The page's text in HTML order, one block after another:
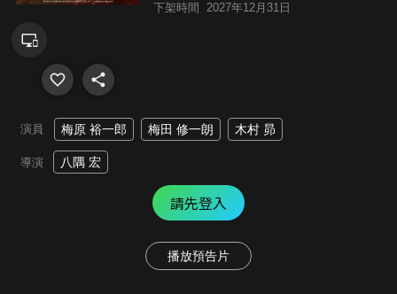
下架時間 2027年12月31日
演員 梅原 裕一郎 梅田 修一朗 木村 昴
導演 八隅 宏
請先登入
播放預告片